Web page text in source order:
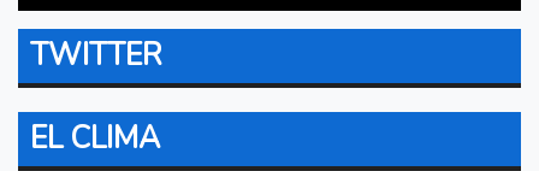
TWITTER
EL CLIMA